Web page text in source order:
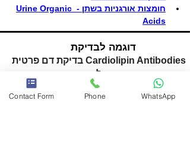
חומצות אורגניות בשתן - Urine Organic
Acids
דוגמה לבדיקת
Cardiolipin Antibodies בדיקת דם פרטית
ל
לחץ לצפייה Contact Form Phone WhatsApp